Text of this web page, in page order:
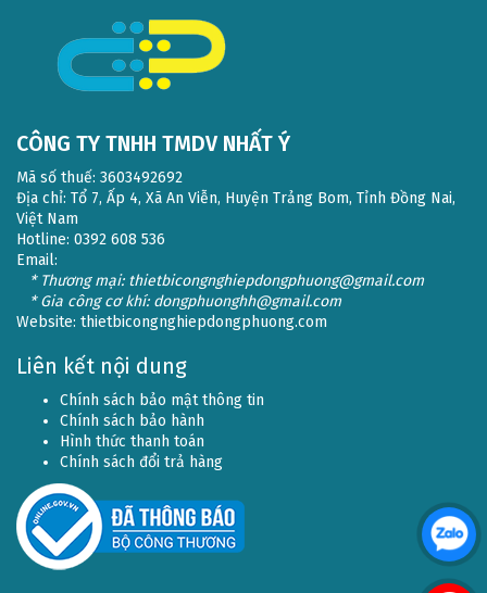
CÔNG TY TNHH TMDV NHẤT Ý
Mã số thuế: 3603492692
Địa chỉ: Tổ 7, Ấp 4, Xã An Viễn, Huyện Trảng Bom, Tỉnh Đồng Nai,
Việt Nam
Hotline: 0392 608 536
Email:
* Thương mại: thietbicongnghiepdongphuong@gmail.com
* Gia công cơ khí: dongphuonghh@gmail.com
Website: thietbicongnghiepdongphuong.com
Liên kết nội dung
Chính sách bảo mật thông tin
Chính sách bảo hành
Hình thức thanh toán
Chính sách đổi trả hàng